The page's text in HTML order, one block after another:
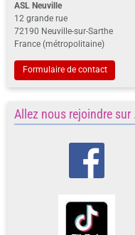
ASL Neuville
12 grande rue
72190 Neuville-sur-Sarthe
France (métropolitaine)
Formulaire de contact
Allez nous rejoindre sur